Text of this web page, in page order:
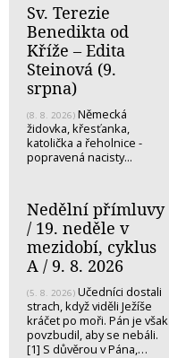
Sv. Terezie
Benedikta od
Kříže – Edita
Steinová (9.
srpna)
(8. 8. 2026) Německá
židovka, křesťanka,
katolička a řeholnice -
popravená nacisty...
Nedělní přímluvy
/ 19. neděle v
mezidobí, cyklus
A / 9. 8. 2026
(5. 8. 2026) Učedníci dostali
strach, když viděli Ježíše
kráčet po moři. Pán je však
povzbudil, aby se nebáli.
[1] S důvěrou v Pána,…